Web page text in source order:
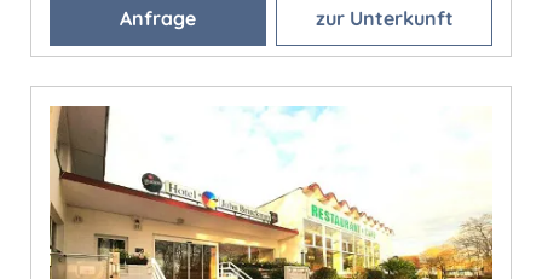
Anfrage zur Unterkunft